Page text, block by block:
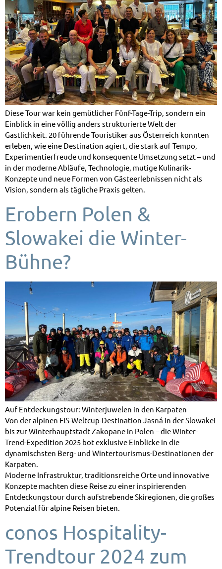
Diese Tour war kein gemütlicher Fünf-Tage-Trip, sondern ein
Einblick in eine völlig anders strukturierte Welt der
Gastlichkeit. 20 führende Touristiker aus Österreich konnten
erleben, wie eine Destination agiert, die stark auf Tempo,
Experimentierfreude und konsequente Umsetzung setzt – und
in der moderne Abläufe, Technologie, mutige Kulinarik-
Konzepte und neue Formen von Gästeerlebnissen nicht als
Vision, sondern als tägliche Praxis gelten.
Erobern Polen &
Slowakei die Winter-
Bühne?
Auf Entdeckungstour: Winterjuwelen in den Karpaten
Von der alpinen FIS-Weltcup-Destination Jasná in der Slowakei
bis zur Winterhauptstadt Zakopane in Polen – die Winter-
Trend-Expedition 2025 bot exklusive Einblicke in die
dynamischsten Berg- und Wintertourismus-Destinationen der
Karpaten.
Moderne Infrastruktur, traditionsreiche Orte und innovative
Konzepte machten diese Reise zu einer inspirierenden
Entdeckungstour durch aufstrebende Skiregionen, die großes
Potenzial für alpine Reisen bieten.
conos Hospitality-
Trendtour 2024 zum